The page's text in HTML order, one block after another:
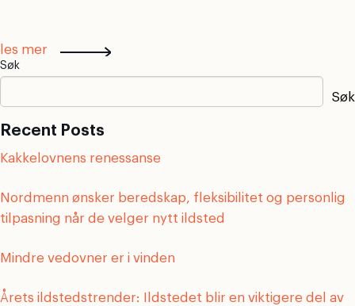
les mer
Søk
Søk
Recent Posts
Kakkelovnens renessanse
Nordmenn ønsker beredskap, fleksibilitet og personlig
tilpasning når de velger nytt ildsted
Mindre vedovner er i vinden
Årets ildstedstrender: Ildstedet blir en viktigere del av